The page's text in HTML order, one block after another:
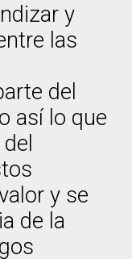
y
las
del
así lo que
y se
de la